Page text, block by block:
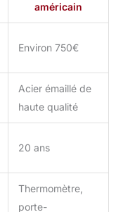
américain
Environ 750€
Acier émaillé de
haute qualité
20 ans
Thermomètre,
porte-